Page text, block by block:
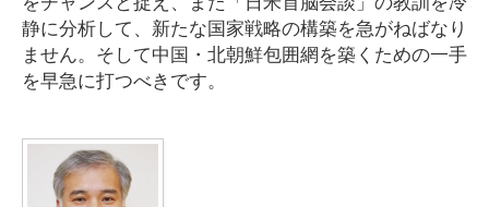
静に分析して、新たな国家戦略の構築を急がねばなり
ません。そして中国・北朝鮮包囲網を築くための一手
を早急に打つべきです。